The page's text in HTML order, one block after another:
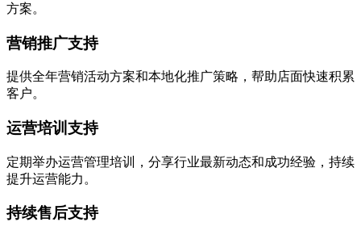
方案。
营销推广支持
提供全年营销活动方案和本地化推广策略，帮助店面快速积累
客户。
运营培训支持
定期举办运营管理培训，分享行业最新动态和成功经验，持续
提升运营能力。
持续售后支持